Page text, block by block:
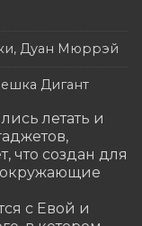
Дуан Мюррэй
Дигант
летать и
что создан для
окружающие
с Евой и